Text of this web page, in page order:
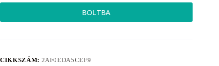
BOLTBA
CIKKSZÁM: 2AF0EDA5CEF9